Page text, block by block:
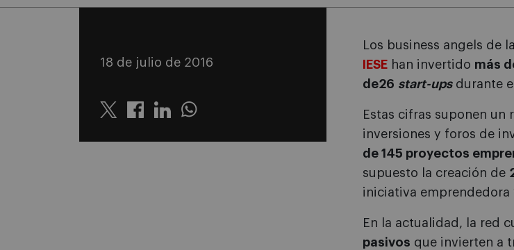
18 de julio de 2016
Twitter LinkedinWhatsapp
Los business angels de la
IESE han invertido más
de26 start-upsdurante
Estas cifras suponen un
inversiones y foros de
de 145 proyectos
supuesto la creación de
iniciativa emprendedora
En la actualidad, la red
pasivos que invierten a